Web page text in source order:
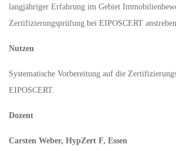
langjähriger Erfahrung im Gebiet
Zertifizierungsprüfung bei EIPOSCERT
Nutzen
Systematische Vorbereitung auf die
EIPOSCERT.
Dozent
Carsten Weber, HypZert F, Essen